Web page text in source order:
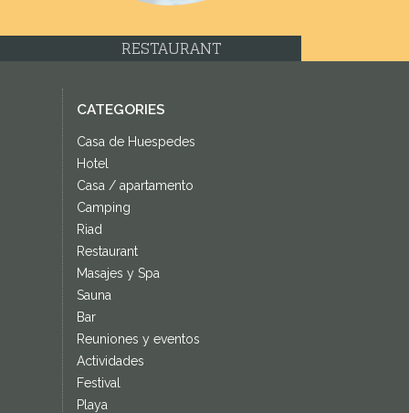
RESTAURANT
CATEGORIES
Casa de Huespedes
Hotel
Casa / apartamento
Camping
Riad
Restaurant
Masajes y Spa
Sauna
Bar
Reuniones y eventos
Actividades
Festival
Playa